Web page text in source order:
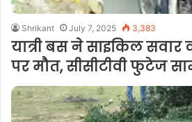
Shrikant July 7, 2025 3,383
यात्री बस ने साइकिल
पर मौत, सीसीटीवी फुटेज